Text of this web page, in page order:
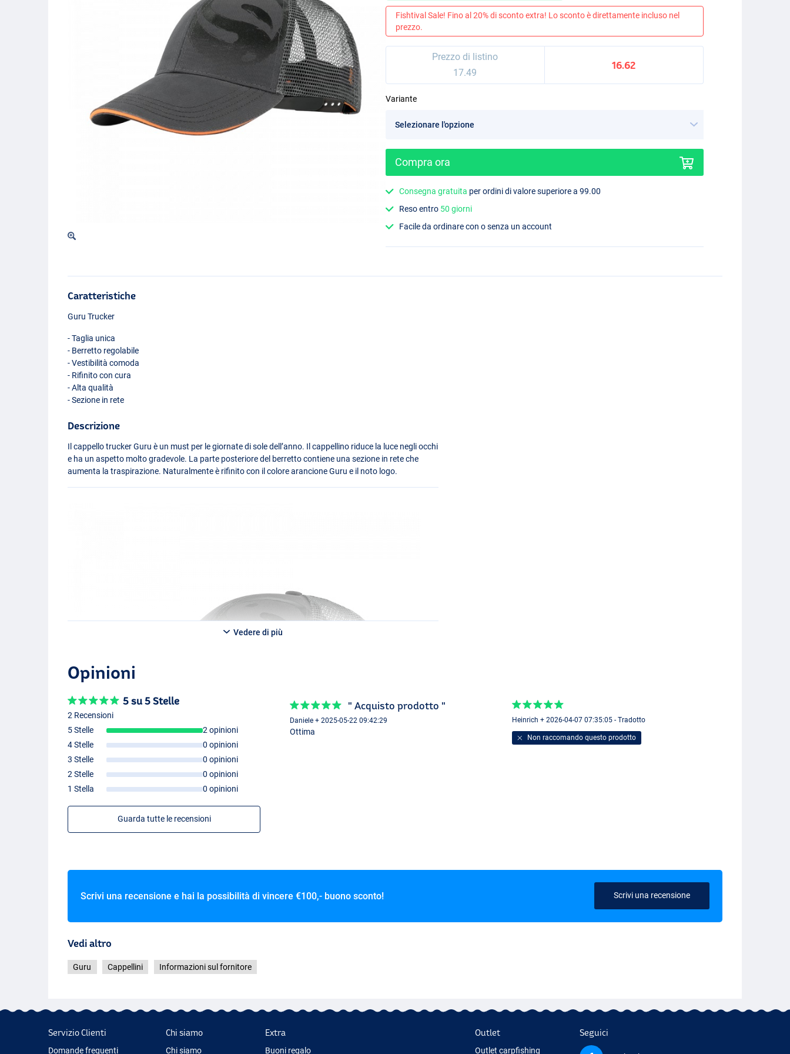
Fishtival Sale! Fino al 20% di sconto extra! Lo sconto è direttamente incluso nel
prezzo.
Prezzo di listino
17.49
16.62
Variante
Compra ora
Consegna gratuita per ordini di valore superiore a 99.00
Reso entro 50 giorni
Facile da ordinare con o senza un account
Caratteristiche
Guru Trucker
- Taglia unica
- Berretto regolabile
- Vestibilità comoda
- Rifinito con cura
- Alta qualità
- Sezione in rete
Descrizione
Il cappello trucker Guru è un must per le giornate di sole dell’anno. Il cappellino riduce la luce negli occhi
e ha un aspetto molto gradevole. La parte posteriore del berretto contiene una sezione in rete che
aumenta la traspirazione. Naturalmente è rifinito con il colore arancione Guru e il noto logo.
Vedere di più
Opinioni
5 su 5 Stelle
2 Recensioni
5 Stelle
2 opinioni
4 Stelle
0 opinioni
3 Stelle
0 opinioni
2 Stelle
0 opinioni
1 Stella
0 opinioni
Guarda tutte le recensioni
" Acquisto prodotto "
Daniele + 2025-05-22 09:42:29
Ottima
Heinrich + 2026-04-07 07:35:05 - Tradotto
Non raccomando questo prodotto
Scrivi una recensione e hai la possibilità di vincere €100,- buono sconto! Scrivi una recensione
Vedi altro
Guru Cappellini Informazioni sul fornitore
Servizio Clienti
Domande frequenti
Chi siamo
Chi siamo
Extra
Buoni regalo
Outlet
Outlet carpfishing
Seguici